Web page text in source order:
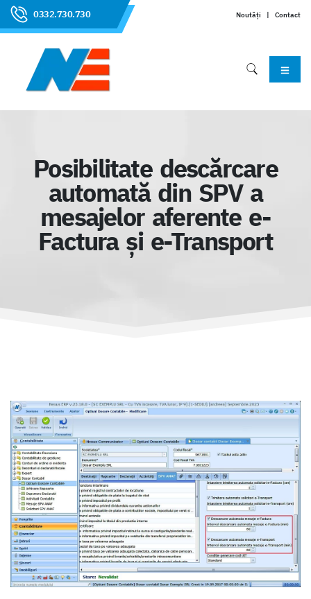
0332.730.730 Noutăți | Contact
Posibilitate descărcare
automată din SPV a
mesajelor aferente e-
Factura și e-Transport